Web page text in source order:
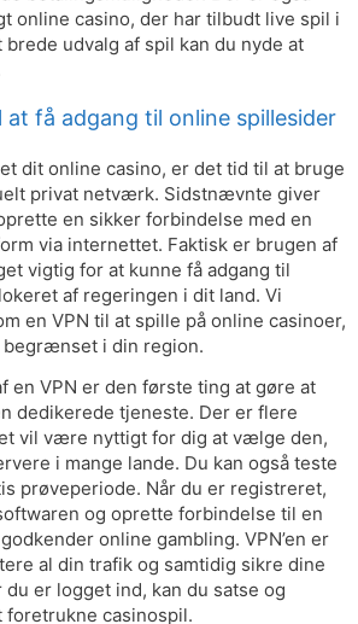
online casino, der har tilbudt live spil i
udvalg af spil kan du nyde at
at få adgang til online spillesider
dit online casino, er det tid til at bruge
privat netværk. Sidstnævnte giver
en sikker forbindelse med en
via internettet. Faktisk er brugen af
vigtig for at kunne få adgang til
af regeringen i dit land. Vi
en VPN til at spille på online casinoer,
i din region.
en VPN er den første ting at gøre at
dedikerede tjeneste. Der er flere
vil være nyttigt for dig at vælge den,
i mange lande. Du kan også teste
prøveperiode. Når du er registreret,
og oprette forbindelse til en
online gambling. VPN’en er
al din trafik og samtidig sikre dine
du er logget ind, kan du satse og
foretrukne casinospil.